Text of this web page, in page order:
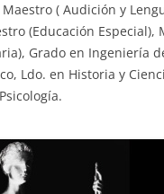
( Audición y
(Educación Especial),
Grado en Ingeniería
Ldo. en Historia y